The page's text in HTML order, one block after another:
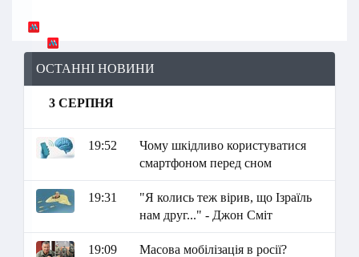
ОСТАННІ НОВИНИ
3 СЕРПНЯ
19:52
Чому шкідливо користуватися
смартфоном перед сном
19:31
"Я колись теж вірив, що Ізраїль
нам друг..." - Джон Сміт
19:09
Масова мобілізація в росії?